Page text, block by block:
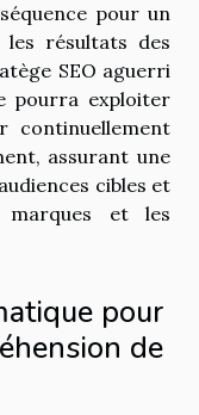
pour un
les résultats des
SEO aguerri
pourra exploiter
continuellement
assurant une
cibles et
et les
pour
de